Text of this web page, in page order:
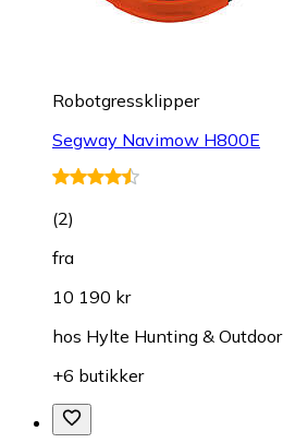
Robotgressklipper
Segway Navimow H800E
(2)
fra
10 190 kr
hos Hylte Hunting & Outdoor
+6 butikker